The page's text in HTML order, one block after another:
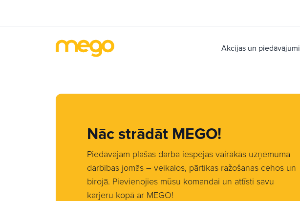
Akcijas un piedāvājumi
Nāc strādāt MEGO!
Piedāvājam plašas darba iespējas vairākās uzņēmuma
darbības jomās – veikalos, pārtikas ražošanas cehos un
birojā. Pievienojies mūsu komandai un attīsti savu
karjeru kopā ar MEGO!